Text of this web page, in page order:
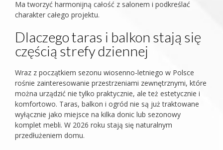
Ma tworzyć harmonijną całość z salonem i podkreślać
charakter całego projektu.
Dlaczego taras i balkon stają się
częścią strefy dziennej
Wraz z początkiem sezonu wiosenno-letniego w Polsce
rośnie zainteresowanie przestrzeniami zewnętrznymi, które
można urządzić nie tylko praktycznie, ale też estetycznie i
komfortowo. Taras, balkon i ogród nie są już traktowane
wyłącznie jako miejsce na kilka donic lub sezonowy
komplet mebli. W 2026 roku stają się naturalnym
przedłużeniem domu.